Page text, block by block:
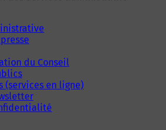
du Conseil
(services en ligne)